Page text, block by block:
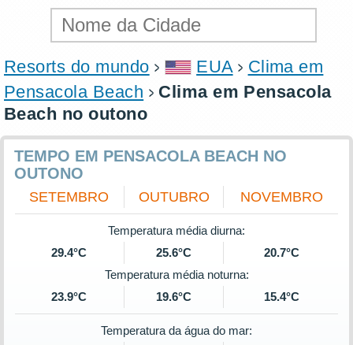
Resorts do mundo EUA
Clima em
Pensacola Beach
Clima em Pensacola
Beach no outono
TEMPO EM PENSACOLA BEACH NO
OUTONO
SETEMBRO OUTUBRO NOVEMBRO
Temperatura média diurna:
29.4°C
25.6°C
20.7°C
Temperatura média noturna:
23.9°C
19.6°C 15.4°C
Temperatura da água do mar: